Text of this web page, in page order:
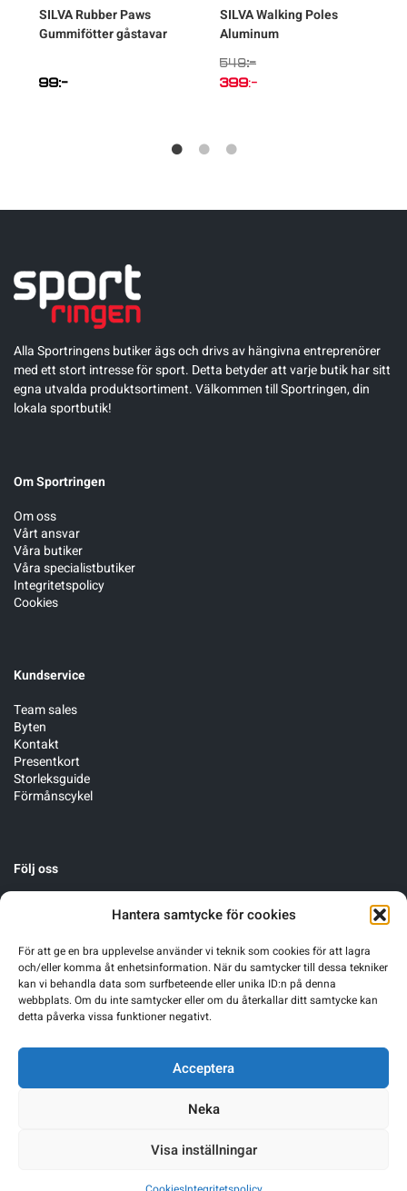
Hantera samtycke för cookies
För att ge en bra upplevelse använder vi teknik som cookies för att lagra
och/eller komma åt enhetsinformation. När du samtycker till dessa tekniker
kan vi behandla data som surfbeteende eller unika ID:n på denna
webbplats. Om du inte samtycker eller om du återkallar ditt samtycke kan
detta påverka vissa funktioner negativt.
Acceptera
Neka
Visa inställningar
SILVARubber Paws
Gummifötter gåstavar
99:-
SILVAWalking Poles
Aluminum
549:-
399:-
priset
Alla Sportringens butiker ägs och drivs av hängivna entreprenörer
med ett stort intresse för sport. Detta betyder att varje butik har sitt
egna utvalda produktsortiment. Välkommen till Sportringen, din
lokala sportbutik!
Om Sportringen
Om oss
Vårt ansvar
Våra butiker
Våra specialistbutiker
Integritetspolicy
Cookies
Kundservice
Team sales
Byten
Kontakt
Presentkort
Storleksguide
Förmånscykel
Följ oss
: Undefined array key 0 in /home/sgnsrusr/public_html/wp-